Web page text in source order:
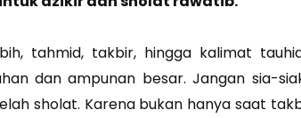
tahmid, takbir, hingga kalimat
dan ampunan besar. Jangan sia-
sholat. Karena bukan hanya saat